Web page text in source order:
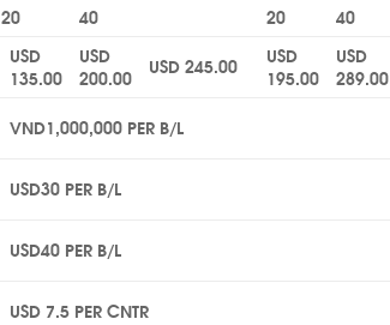
20
40 20 40
USD
135.00
USD
200.00
USD 245.00
USD
195.00
USD
289.00
VND1,000,000 PER B/L
USD30 PER B/L
USD40 PER B/L
USD 7.5 PER CNTR